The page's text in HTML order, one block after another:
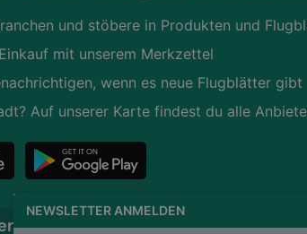
NEWSLETTER ANMELDEN
und stöbere in Produkten und
mit unserem Merkzettel
wenn es neue Flugblätter gibt
Auf unserer Karte findest du alle